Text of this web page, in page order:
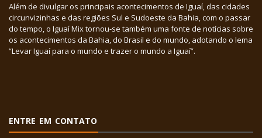
Além de divulgar os principais acontecimentos de Iguaí, das cidades
circunvizinhas e das regiões Sul e Sudoeste da Bahia, com o passar
do tempo, o Iguaí Mix tornou-se também uma fonte de notícias sobre
os acontecimentos da Bahia, do Brasil e do mundo, adotando o lema
“Levar Iguaí para o mundo e trazer o mundo a Iguaí”.
ENTRE EM CONTATO